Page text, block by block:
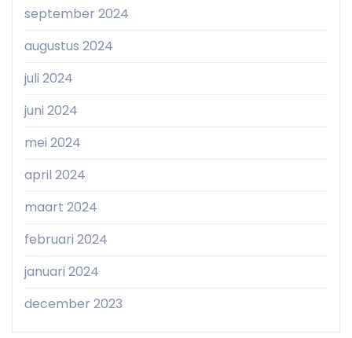
september 2024
augustus 2024
juli 2024
juni 2024
mei 2024
april 2024
maart 2024
februari 2024
januari 2024
december 2023